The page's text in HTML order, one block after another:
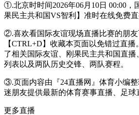
①.北京时时间2026年06月10日 00:00，
果民主共和国VS智利】准时在线免费直
②.喜欢看国际友谊现场直播比赛的朋
【CTRL+D】收藏本页面以免错过直播
了相关国际友谊、刚果民主共和国直
列表以及两队历史交锋、两队赛程。
③.页面内容由『24直播网』体育小编
迷朋友提供最新的体育赛事直播、足球
更多直播